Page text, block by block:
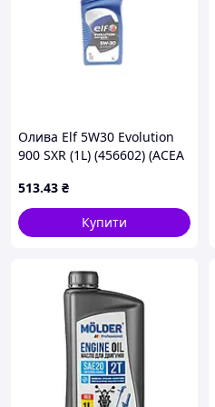
Олива Elf 5W30 Evolution
900 SXR (1L) (456602) (ACEA
0700/RN 0710)
513.43 ₴
Купити